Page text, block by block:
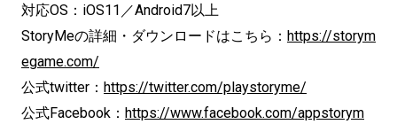
対応OS：iOS11／Android7以上
StoryMeの詳細・ダウンロードはこちら： https://storym
egame.com/
公式twitter： https://twitter.com/playstoryme/
公式Facebook： https://www.facebook.com/appstorym